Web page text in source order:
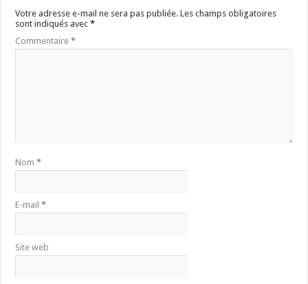
Votre adresse e-mail ne sera pas publiée. Les champs obligatoires
sont indiqués avec*
Commentaire*
Nom*
E-mail*
Site web